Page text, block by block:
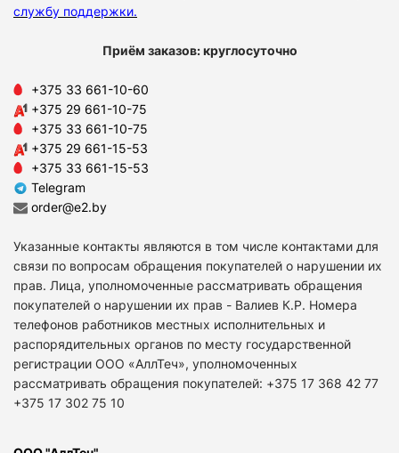
службу поддержки.
Приём заказов: круглосуточно
+375 33 661-10-60
+375 29 661-10-75
+375 33 661-10-75
+375 29 661-15-53
+375 33 661-15-53
Telegram
order@e2.by
Указанные контакты являются в том числе контактами для
связи по вопросам обращения покупателей о нарушении их
прав. Лица, уполномоченные рассматривать обращения
покупателей о нарушении их прав - Валиев К.Р. Номера
телефонов работников местных исполнительных и
распорядительных органов по месту государственной
регистрации ООО «АллТеч», уполномоченных
рассматривать обращения покупателей: +375 17 368 42 77
+375 17 302 75 10